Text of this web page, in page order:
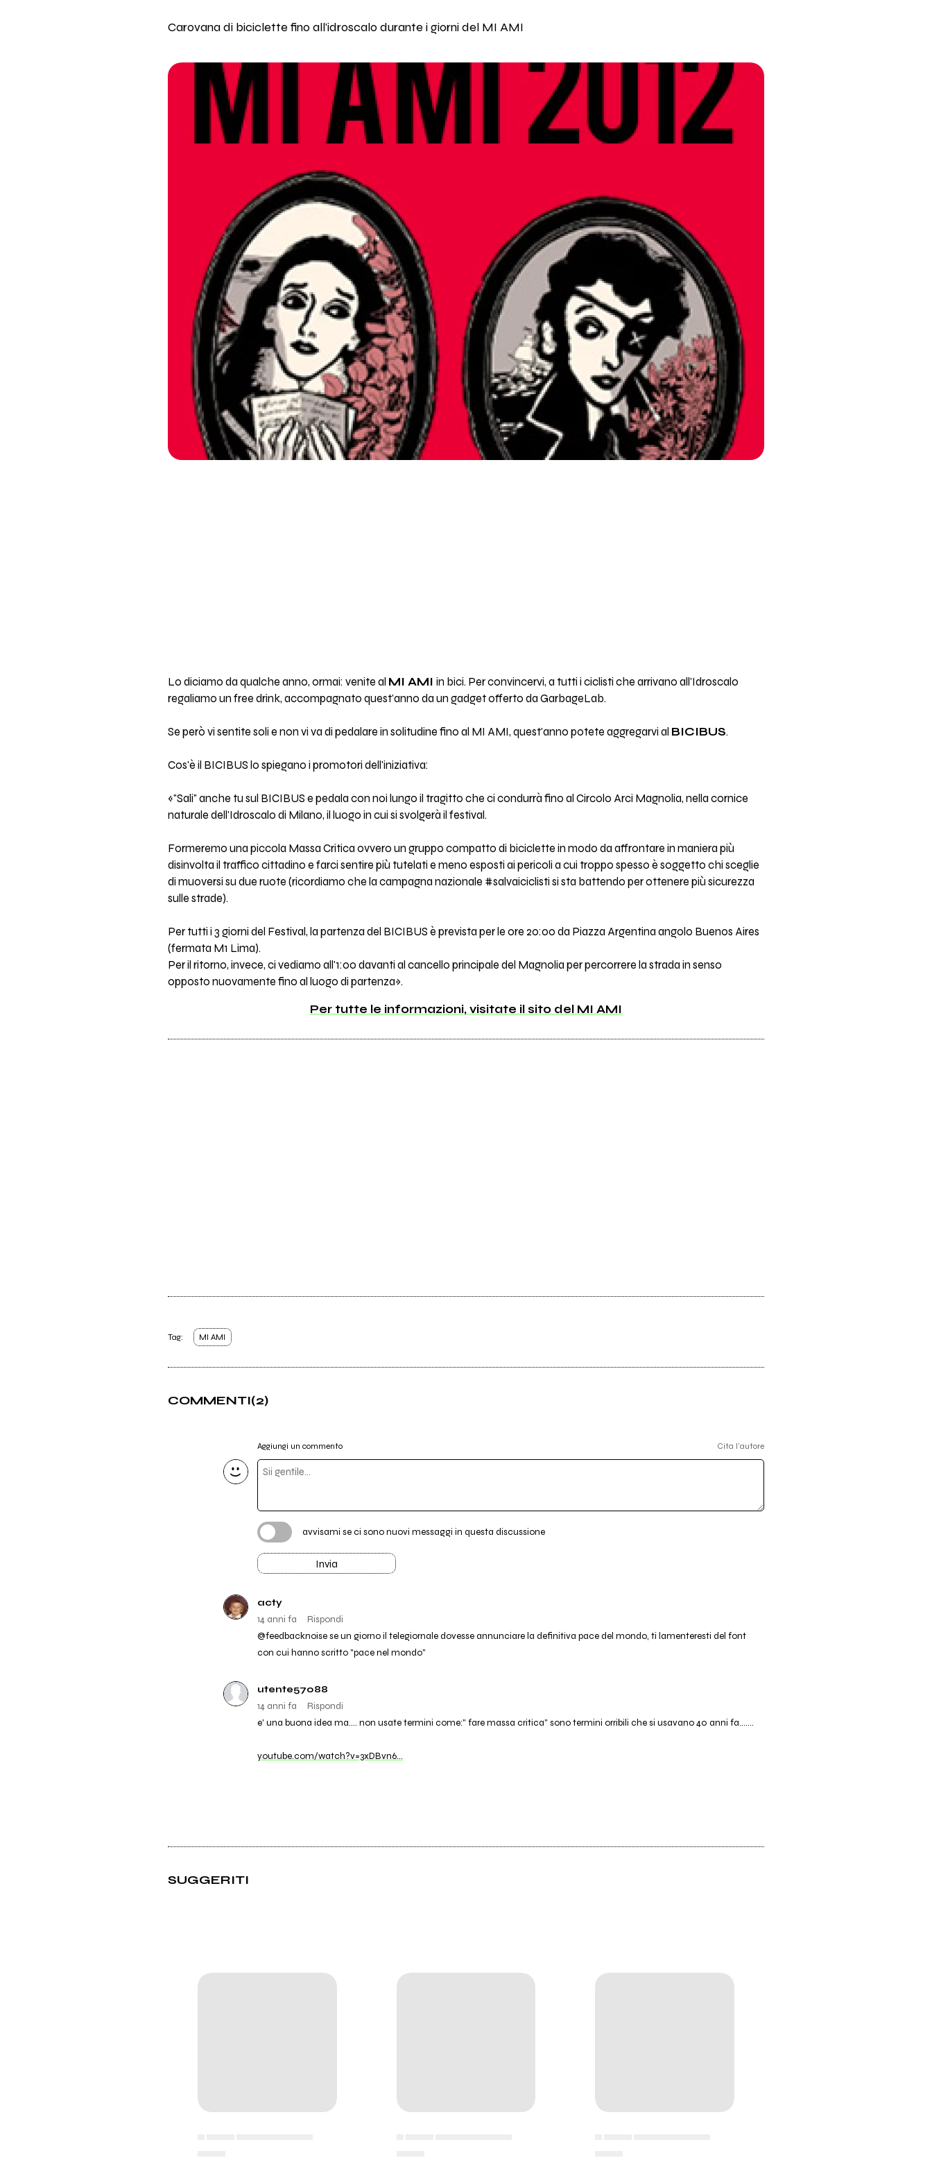
Carovana di biciclette fino all'idroscalo durante i giorni del MI AMI
Lo diciamo da qualche anno, ormai: venite al MI AMI in bici. Per convincervi, a tutti i ciclisti che arrivano all'Idroscalo
regaliamo un free drink, accompagnato quest'anno da un gadget offerto da GarbageLab.
Se però vi sentite soli e non vi va di pedalare in solitudine fino al MI AMI, quest'anno potete aggregarvi al BICIBUS.
Cos'è il BICIBUS lo spiegano i promotori dell'iniziativa:
«"Sali" anche tu sul BICIBUS e pedala con noi lungo il tragitto che ci condurrà fino al Circolo Arci Magnolia, nella cornice
naturale dell'Idroscalo di Milano, il luogo in cui si svolgerà il festival.
Formeremo una piccola Massa Critica ovvero un gruppo compatto di biciclette in modo da affrontare in maniera più
disinvolta il traffico cittadino e farci sentire più tutelati e meno esposti ai pericoli a cui troppo spesso è soggetto chi sceglie
di muoversi su due ruote (ricordiamo che la campagna nazionale #salvaiciclisti si sta battendo per ottenere più sicurezza
sulle strade).
Per tutti i 3 giorni del Festival, la partenza del BICIBUS è prevista per le ore 20:00 da Piazza Argentina angolo Buenos Aires
(fermata M1 Lima).
Per il ritorno, invece, ci vediamo all'1:00 davanti al cancello principale del Magnolia per percorrere la strada in senso
opposto nuovamente fino al luogo di partenza».
Per tutte le informazioni, visitate il sito del MI AMI
Tag: MI AMI
COMMENTI(2)
Aggiungi un commento Cita l'autore
avvisami se ci sono nuovi messaggi in questa discussione
Invia
acty
14 anni fa
Rispondi
@feedbacknoise se un giorno il telegiornale dovesse annunciare la definitiva pace del mondo, ti lamenteresti del font
con cui hanno scritto "pace nel mondo"
utente57088
14 anni fa
Rispondi
e' una buona idea ma.... non usate termini come:" fare massa critica" sono termini orribili che si usavano 40 anni fa.......
youtube.com/watch?v=3xDBvn6…
SUGGERITI